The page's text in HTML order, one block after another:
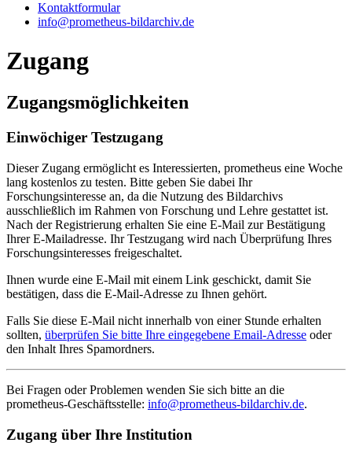
Kontaktformular
info@prometheus-bildarchiv.de
Zugang
Zugangsmöglichkeiten
Einwöchiger Testzugang
Dieser Zugang ermöglicht es Interessierten, prometheus eine Woche
lang kostenlos zu testen. Bitte geben Sie dabei Ihr
Forschungsinteresse an, da die Nutzung des Bildarchivs
ausschließlich im Rahmen von Forschung und Lehre gestattet ist.
Nach der Registrierung erhalten Sie eine E-Mail zur Bestätigung
Ihrer E-Mailadresse. Ihr Testzugang wird nach Überprüfung Ihres
Forschungsinteresses freigeschaltet.
Ihnen wurde eine E-Mail mit einem Link geschickt, damit Sie
bestätigen, dass die E-Mail-Adresse zu Ihnen gehört.
Falls Sie diese E-Mail nicht innerhalb von einer Stunde erhalten
sollten, überprüfen Sie bitte Ihre eingegebene Email-Adresse oder
den Inhalt Ihres Spamordners.
Bei Fragen oder Problemen wenden Sie sich bitte an die
prometheus-Geschäftsstelle: info@prometheus-bildarchiv.de.
Zugang über Ihre Institution